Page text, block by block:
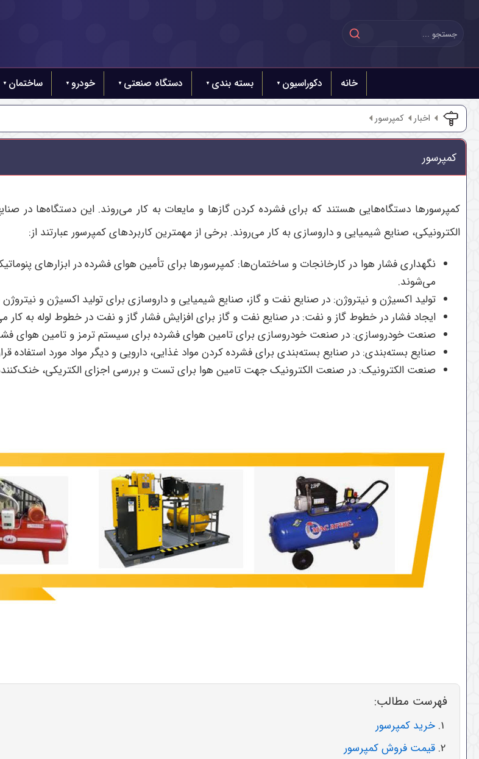
خانه دکوراسیون بسته بندی دستگاه صنعتی خودرو ساختمان
اخبار کمپرسور
کمپرسور
کمپرسورها دستگاه‌هایی هستند که برای فشرده کردن گازها و مایعات به کار می‌روند. این دستگاه‌ها در
الکترونیکی، صنایع شیمیایی و داروسازی به کار می‌روند. برخی از مهمترین کاربردهای کمپرسور عبارتند از:
نگهداری فشار هوا در کارخانجات و ساختمان‌ها: کمپرسورها برای تأمین هوای فشرده در ابزارهای
می‌شوند.
تولید اکسیژن و نیتروژن: در صنایع نفت و گاز، صنایع شیمیایی و داروسازی برای تولید اکسیژن و نیتروژن
ایجاد فشار در خطوط گاز و نفت: در صنایع نفت و گاز برای افزایش فشار گاز و نفت در خطوط لوله به کار
صنعت خودروسازی: در صنعت خودروسازی برای تامین هوای فشرده برای سیستم ترمز و تامین هوای
صنایع بسته‌بندی: در صنایع بسته‌بندی برای فشرده کردن مواد غذایی، دارویی و دیگر مواد مورد استفاده
صنعت الکترونیک: در صنعت الکترونیک جهت تامین هوا برای تست و بررسی اجزای الکتریکی،
فهرست مطالب:
خرید کمپرسور
قیمت فروش کمپرسور